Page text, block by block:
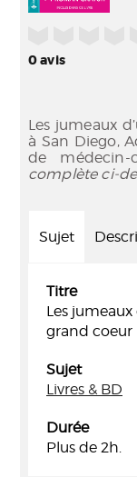
0avis
Les jumeaux
à San Diego,
de médecin-
complète ci-
Sujet
Titre
Les
grand coeur
Sujet
Livres & BD
Durée
Plus de 2h.